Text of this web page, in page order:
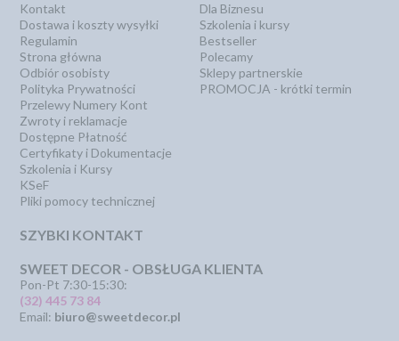
Kontakt
Dostawa i koszty wysyłki
Regulamin
Strona główna
Odbiór osobisty
Polityka Prywatności
Przelewy Numery Kont
Zwroty i reklamacje
Dostępne Płatność
Certyfikaty i Dokumentacje
Szkolenia i Kursy
KSeF
Pliki pomocy technicznej
Dla Biznesu
Szkolenia i kursy
Bestseller
Polecamy
Sklepy partnerskie
PROMOCJA - krótki termin
SZYBKI KONTAKT
SWEET DECOR - OBSŁUGA KLIENTA
Pon-Pt 7:30-15:30:
(32) 445 73 84
Email: biuro@sweetdecor.pl